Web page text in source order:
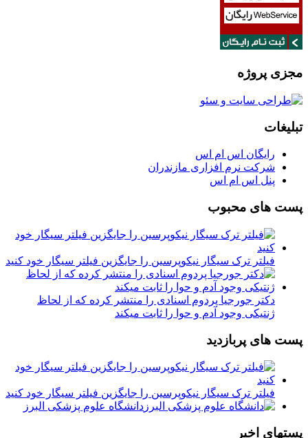
مجزی پروژه
تبلیغات
رایگان اس ام اس
شرکت نرم افزاری مازندران
پنل اس ام اس
پست های محبوب
فیلتر ترک سیگار نیکوپرسین را جایگزین فیلتر سیگار خود کنید
دکتر جورجیا پردوم اسنادی را منتشر کرده که از لحاظ
ژنتیکی وجود آدم و حوا را ثابت میکند
پست های پربازدید
فیلتر ترک سیگار نیکوپرسین را جایگزین فیلتر سیگار خود کنید
دانشگاه علوم پزشکی البرز
پستهای اخیر